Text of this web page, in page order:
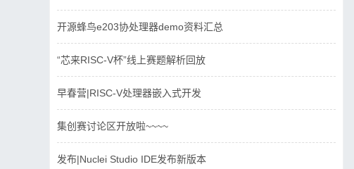
开源蜂鸟e203协处理器demo资料汇总
“芯来RISC-V杯”线上赛题解析回放
早春营|RISC-V处理器嵌入式开发
集创赛讨论区开放啦~~~~
发布|Nuclei Studio IDE发布新版本